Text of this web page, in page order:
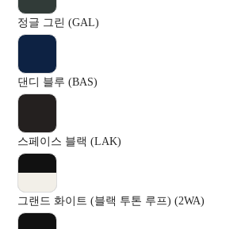
정글 그린 (GAL)
댄디 블루 (BAS)
스페이스 블랙 (LAK)
그랜드 화이트 (블랙 투톤 루프) (2WA)